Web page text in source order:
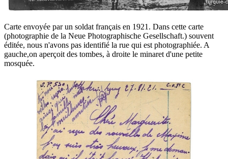
Carte envoyée par un soldat français en 1921. Dans cette carte
(photographie de la Neue Photographische Gesellschaft.) souvent
éditée, nous n'avons pas identifié la rue qui est photographiée. A
gauche,on aperçoit des tombes, à droite le minaret d'une petite
mosquée.